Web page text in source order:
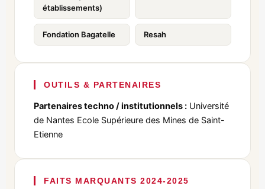
établissements)
Fondation Bagatelle Resah
OUTILS & PARTENAIRES
Partenaires techno / institutionnels : Université
de Nantes Ecole Supérieure des Mines de Saint-
Etienne
FAITS MARQUANTS 2024-2025